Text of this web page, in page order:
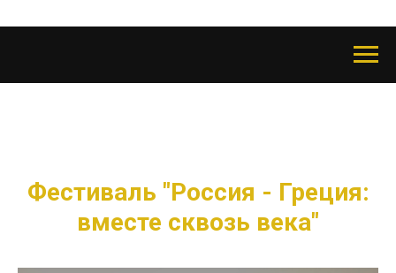
Фестиваль "Россия - Греция:
вместе сквозь века"